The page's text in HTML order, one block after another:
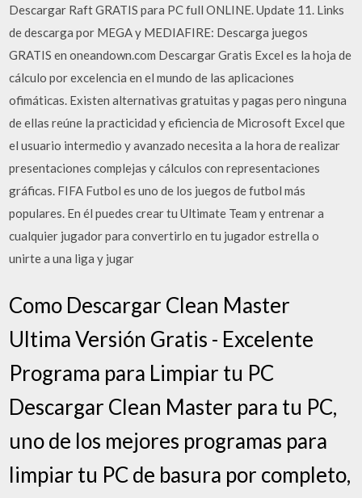
Descargar Raft GRATIS para PC full ONLINE. Update 11. Links
de descarga por MEGA y MEDIAFIRE: Descarga juegos
GRATIS en oneandown.com Descargar Gratis Excel es la hoja de
cálculo por excelencia en el mundo de las aplicaciones
ofimáticas. Existen alternativas gratuitas y pagas pero ninguna
de ellas reúne la practicidad y eficiencia de Microsoft Excel que
el usuario intermedio y avanzado necesita a la hora de realizar
presentaciones complejas y cálculos con representaciones
gráficas. FIFA Futbol es uno de los juegos de futbol más
populares. En él puedes crear tu Ultimate Team y entrenar a
cualquier jugador para convertirlo en tu jugador estrella o
unirte a una liga y jugar
Como Descargar Clean Master
Ultima Versión Gratis - Excelente
Programa para Limpiar tu PC
Descargar Clean Master para tu PC,
uno de los mejores programas para
limpiar tu PC de basura por completo,